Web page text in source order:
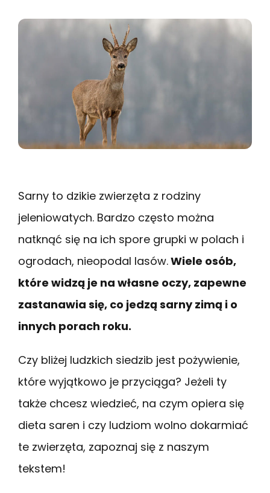
Sarny to dzikie zwierzęta z rodziny
jeleniowatych. Bardzo często można
natknąć się na ich spore grupki w polach i
ogrodach, nieopodal lasów.Wiele osób,
które widzą je na własne oczy, zapewne
zastanawia się, co jedzą sarny zimą i o
innych porach roku.
Czy bliżej ludzkich siedzib jest pożywienie,
które wyjątkowo je przyciąga? Jeżeli ty
także chcesz wiedzieć, na czym opiera się
dieta saren i czy ludziom wolno dokarmiać
te zwierzęta, zapoznaj się z naszym
tekstem!